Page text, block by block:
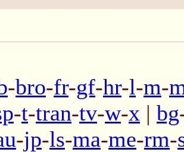
-bro-fr-gf-hr-l-m-
-t-tran-tv-w-x | bg
-jp-ls-ma-me-rm-